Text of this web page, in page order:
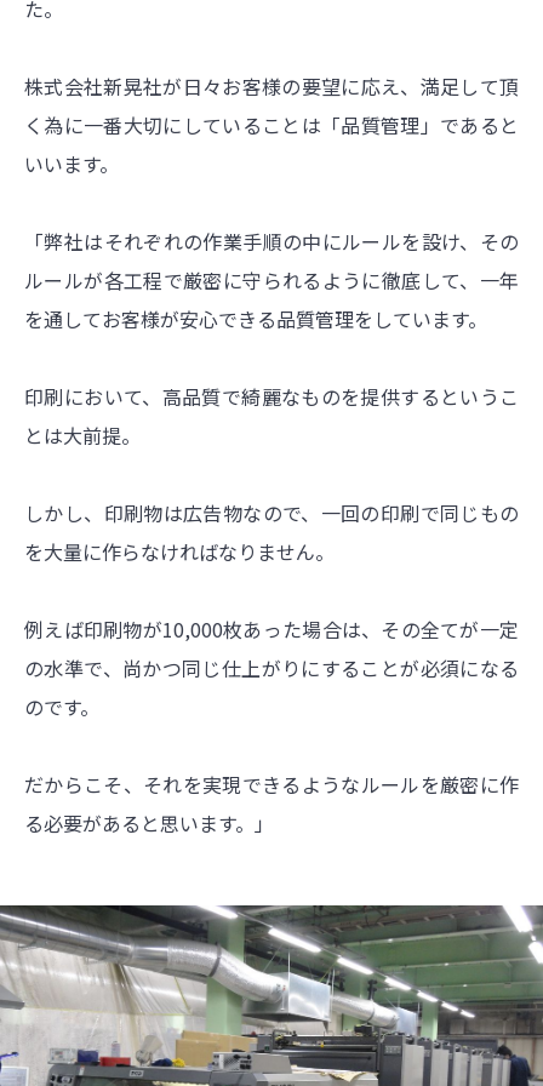
た。
株式会社新晃社が日々お客様の要望に応え、満足して頂
く為に一番大切にしていることは「品質管理」であると
いいます。
「弊社はそれぞれの作業手順の中にルールを設け、その
ルールが各工程で厳密に守られるように徹底して、一年
を通してお客様が安心できる品質管理をしています。
印刷において、高品質で綺麗なものを提供するというこ
とは大前提。
しかし、印刷物は広告物なので、一回の印刷で同じもの
を大量に作らなければなりません。
例えば印刷物が10,000枚あった場合は、その全てが一定
の水準で、尚かつ同じ仕上がりにすることが必須になる
のです。
だからこそ、それを実現できるようなルールを厳密に作
る必要があると思います。」